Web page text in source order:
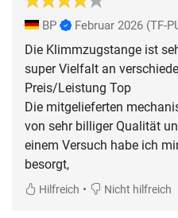
BP Februar 2026 (TF-
Die Klimmzugstange ist
super Vielfalt an
Preis/Leistung Top
Die mitgelieferten
von sehr billiger Qualität
einem Versuch habe ich
besorgt,
Hilfreich • Nicht hilfreich